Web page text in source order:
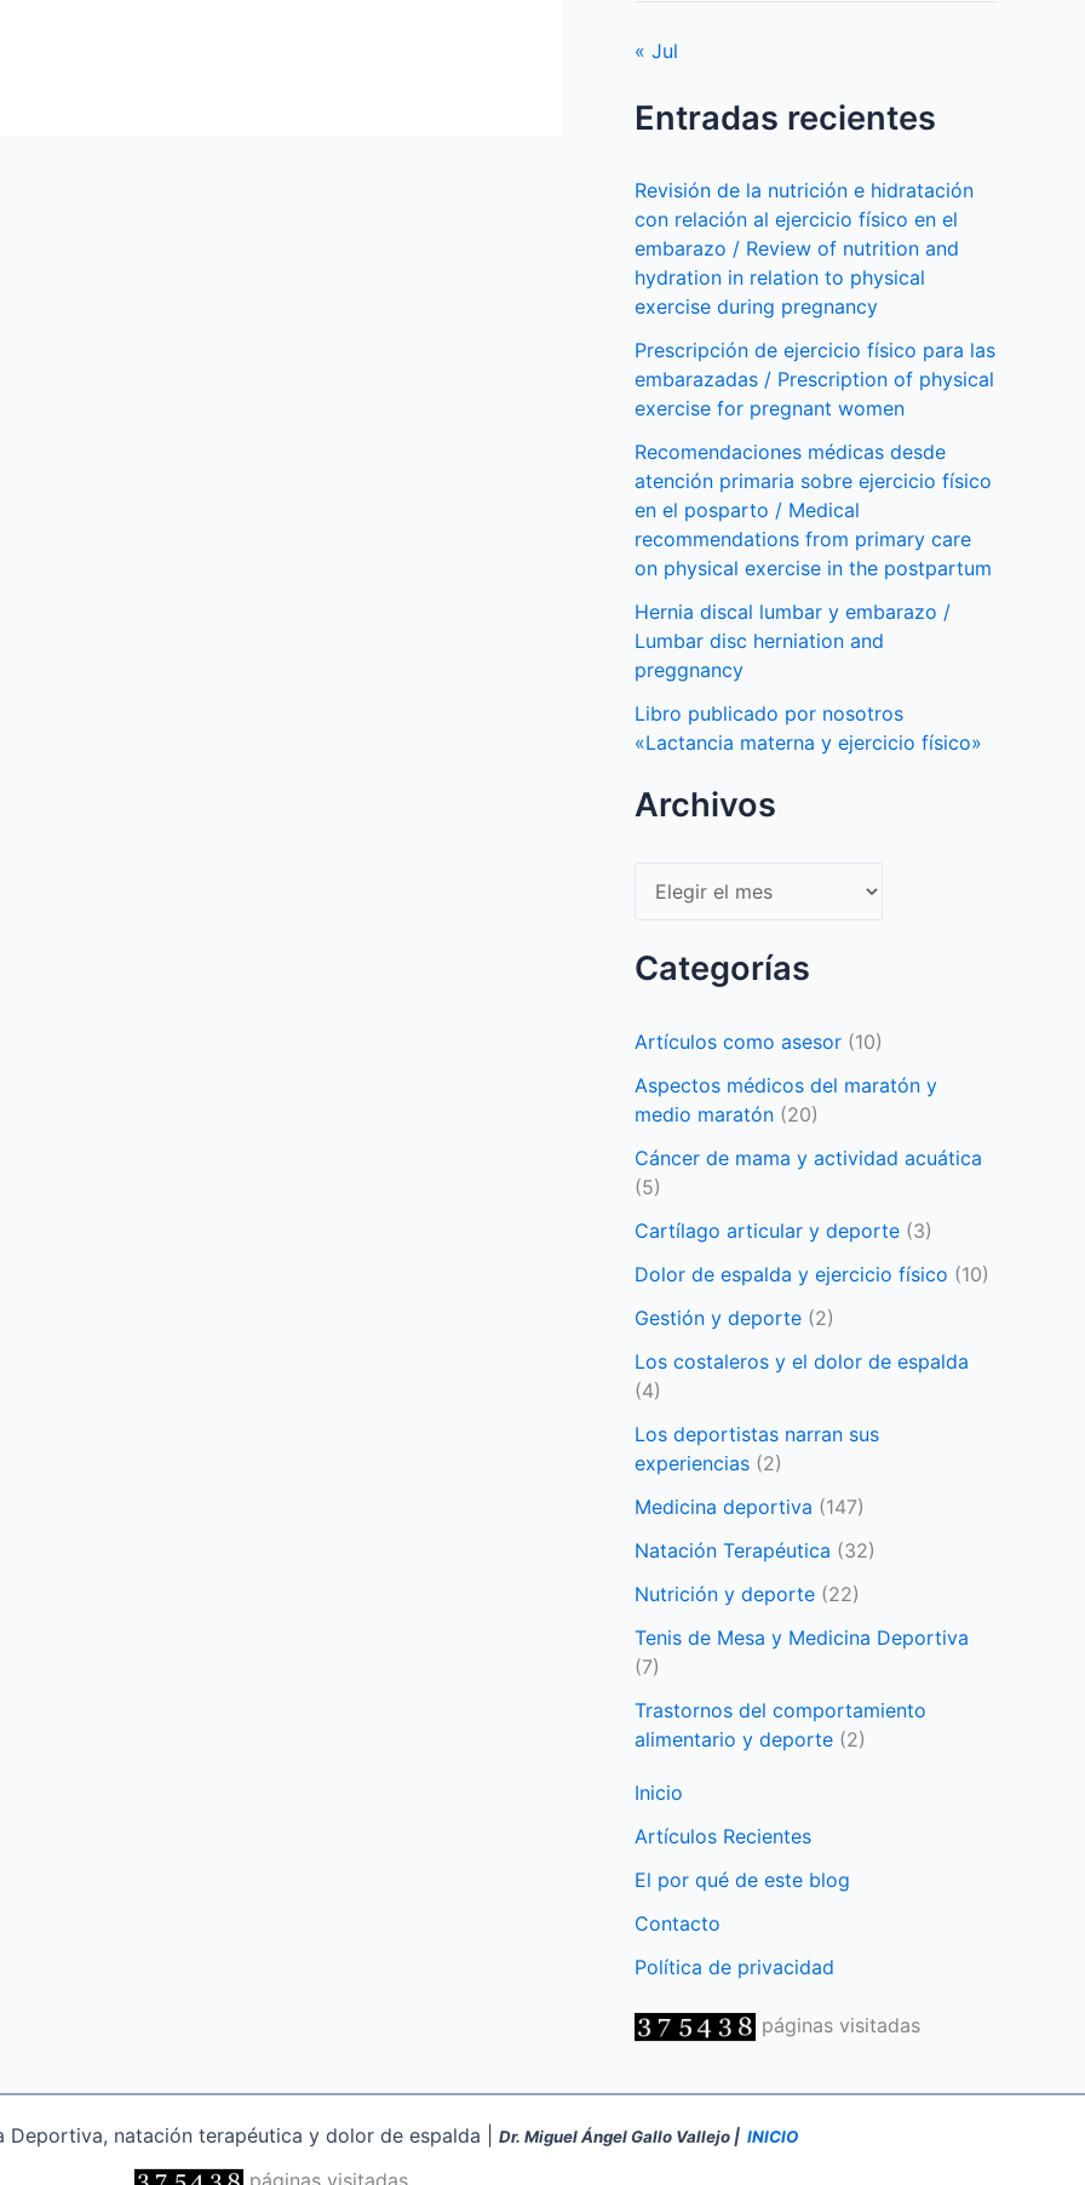
« Jul
Entradas recientes
Revisión de la nutrición e hidratación
con relación al ejercicio físico en el
embarazo / Review of nutrition and
hydration in relation to physical
exercise during pregnancy
Prescripción de ejercicio físico para las
embarazadas / Prescription of physical
exercise for pregnant women
Recomendaciones médicas desde
atención primaria sobre ejercicio físico
en el posparto / Medical
recommendations from primary care
on physical exercise in the postpartum
Hernia discal lumbar y embarazo /
Lumbar disc herniation and
preggnancy
Libro publicado por nosotros
«Lactancia materna y ejercicio físico»
Archivos
Archivos
Categorías
Artículos como asesor (10)
Aspectos médicos del maratón y
medio maratón (20)
Cáncer de mama y actividad acuática
(5)
Cartílago articular y deporte (3)
Dolor de espalda y ejercicio físico (10)
Gestión y deporte (2)
Los costaleros y el dolor de espalda
(4)
Los deportistas narran sus
experiencias (2)
Medicina deportiva (147)
Natación Terapéutica (32)
Nutrición y deporte (22)
Tenis de Mesa y Medicina Deportiva
(7)
Trastornos del comportamiento
alimentario y deporte (2)
Inicio
Artículos Recientes
El por qué de este blog
Contacto
Política de privacidad
páginas visitadas
natación terapéutica y dolor de espalda | Dr. Miguel Ángel Gallo Vallejo | INICIO
páginas visitadas